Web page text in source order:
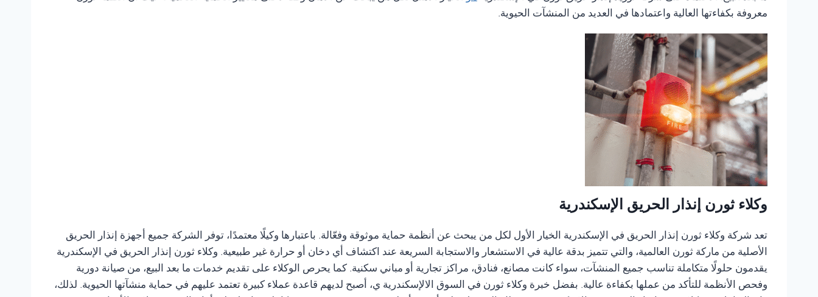
معروفة بكفاءتها العالية واعتمادها في العديد من المنشآت الحيوية.
وكلاء ثورن إنذار الحريق الإسكندرية
تعد شركة وكلاء ثورن إنذار الحريق في الإسكندرية الخيار الأول لكل من يبحث عن أنظمة حماية موثوقة وفعّالة. باعتبارها وكيلًا معتمدًا، توفر الشركة جميع أجهزة إنذار الحريق
الأصلية من ماركة ثورن العالمية، والتي تتميز بدقة عالية في الاستشعار والاستجابة السريعة عند اكتشاف أي دخان أو حرارة غير طبيعية. وكلاء ثورن إنذار الحريق في الإسكندرية
يقدمون حلولًا متكاملة تناسب جميع المنشآت، سواء كانت مصانع، فنادق، مراكز تجارية أو مباني سكنية. كما يحرص الوكلاء على تقديم خدمات ما بعد البيع، من صيانة دورية
وفحص الأنظمة للتأكد من عملها بكفاءة عالية. بفضل خبرة وكلاء ثورن في السوق الالإسكندرية ي، أصبح لديهم قاعدة عملاء كبيرة تعتمد عليهم في حماية منشآتها الحيوية. لذلك،